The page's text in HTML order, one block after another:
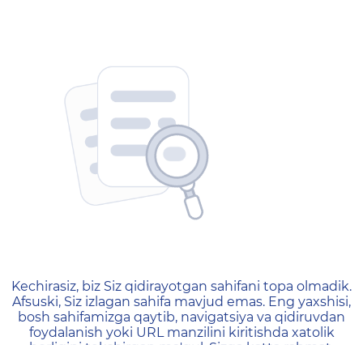
404 — Страница не
Kechirasiz, biz Siz qidirayotgan sahifani topa olmadik.
Afsuski, Siz izlagan sahifa mavjud emas. Eng yaxshisi,
bosh sahifamizga qaytib, navigatsiya va qidiruvdan
foydalanish yoki URL manzilini kiritishda xatolik